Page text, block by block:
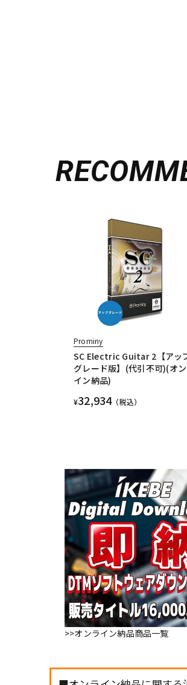
Prominy
SC Electric Guitar 2【アッ
グレード版】(代引不可)(オ
イン納品)
¥32,934（税込）
>>オンライン納品商品一覧